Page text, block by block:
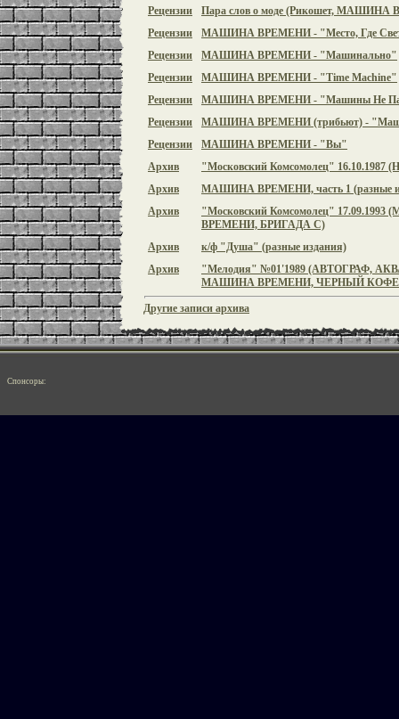
Рецензии
Пара слов о моде (Рикошет,
Рецензии
МАШИНА ВРЕМЕНИ - "Место, Где
Рецензии
МАШИНА ВРЕМЕНИ - "Машинально"
Рецензии
МАШИНА ВРЕМЕНИ - "Time Machine"
Рецензии
МАШИНА ВРЕМЕНИ - "Машины Не
Рецензии
МАШИНА ВРЕМЕНИ (трибьют) -
Рецензии
МАШИНА ВРЕМЕНИ - "Вы"
Архив
"Московский Комсомолец"
Архив
МАШИНА ВРЕМЕНИ, часть 1 (разные
Архив
"Московский Комсомолец"
ВРЕМЕНИ, БРИГАДА С)
Архив
к/ф "Душа" (разные издания)
Архив
"Мелодия" №01'1989 (АВТОГРАФ,
МАШИНА ВРЕМЕНИ, ЧЕРНЫЙ КОФЕ
Другие записи архива
Спонсоры: